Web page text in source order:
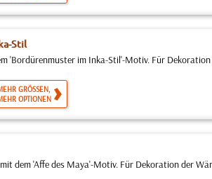
Stil
'Bordürenmuster im Inka-Stil'-Motiv. Für
GRÖSSEN,
OPTIONEN
dem 'Affe des Maya'-Motiv. Für Dekoration der